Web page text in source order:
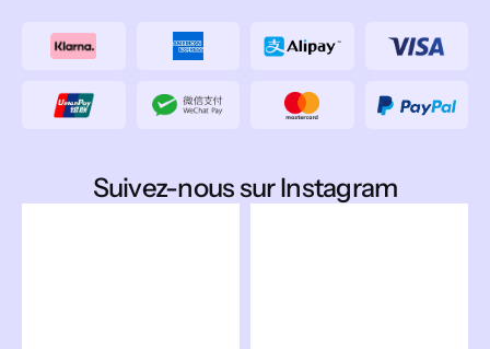
Suivez-nous sur Instagram